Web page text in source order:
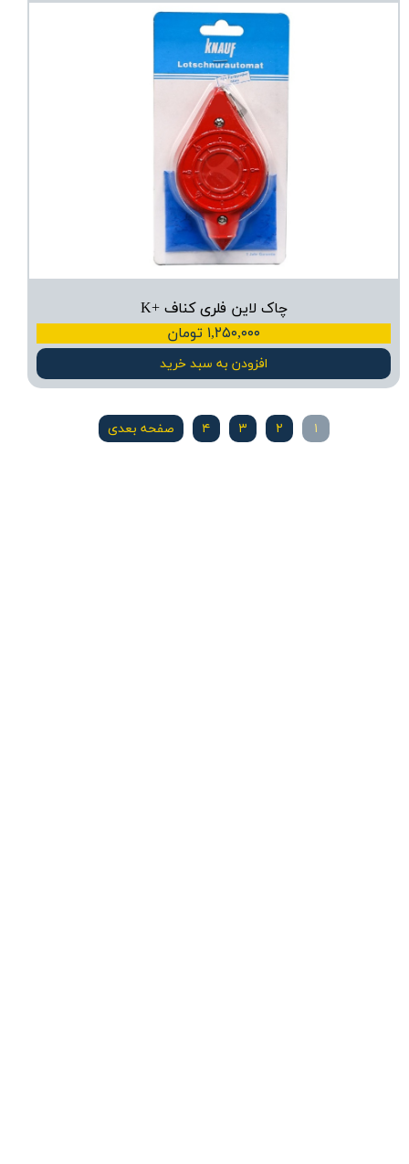
چاک لاین فلری کناف +K
۱,۲۵۰,۰۰۰ تومان
افزودن به سبد خرید
۱ ۲ ۳ ۴ صفحه بعدی